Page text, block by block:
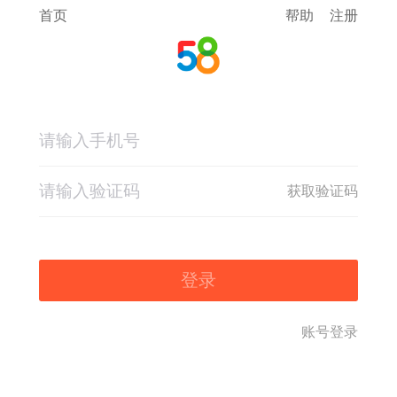
首页 帮助 注册
获取验证码
登录
账号登录